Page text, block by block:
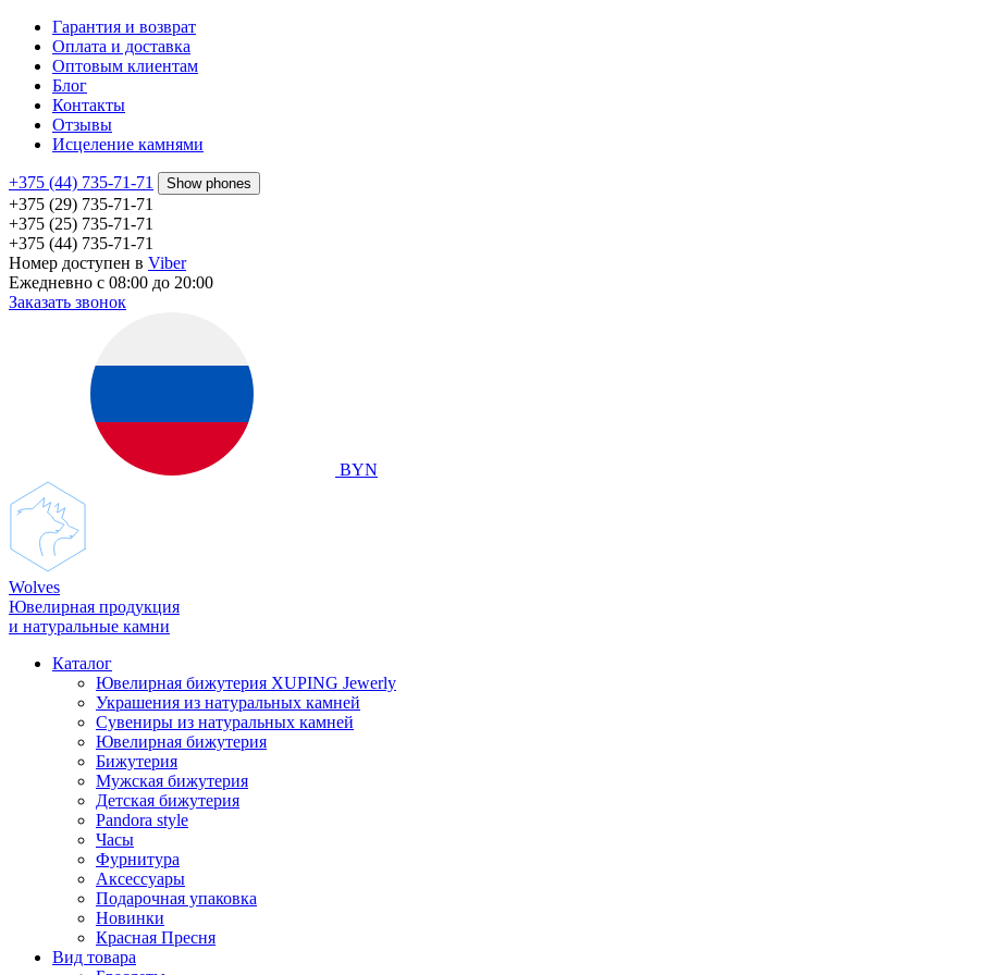
Гарантия и возврат
Оплата и доставка
Оптовым клиентам
Блог
Контакты
Отзывы
Исцеление камнями
+375 (44) 735-71-71 Show phones
+375 (29) 735-71-71
+375 (25) 735-71-71
+375 (44) 735-71-71
Номер доступен в Viber
Ежедневно с 08:00 до 20:00
Заказать звонок
BYN
Wolves
Ювелирная продукция
и натуральные камни
Каталог
Ювелирная бижутерия XUPING Jewerly
Украшения из натуральных камней
Сувениры из натуральных камней
Ювелирная бижутерия
Бижутерия
Мужская бижутерия
Детская бижутерия
Pandora style
Часы
Фурнитура
Аксеcсуары
Подарочная упаковка
Новинки
Красная Пресня
Вид товара